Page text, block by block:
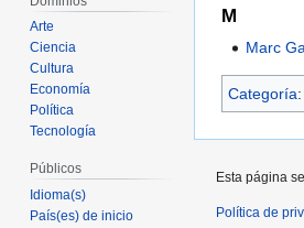
M
Marc
Categoría:
Arte
Ciencia
Cultura
Economía
Política
Tecnología
Públicos
Idioma(s)
País(es) de inicio
Esta página
Política de